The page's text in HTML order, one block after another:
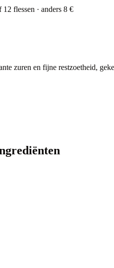
flessen · anders 8 €
zuren en fijne restzoetheid,